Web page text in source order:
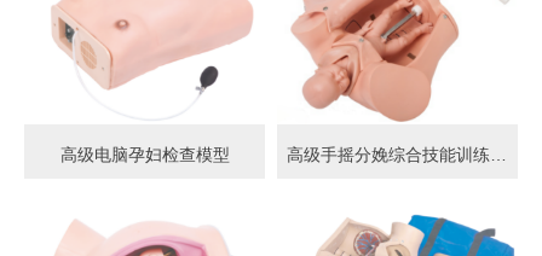
高级电脑孕妇检查模型 高级手摇分娩综合技能训练模型